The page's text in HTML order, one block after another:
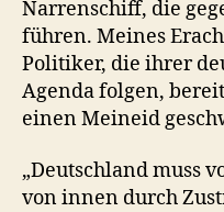
Narrenschiff, die
führen. Meines
Politiker, die ihrer
Agenda folgen,
einen Meineid
„Deutschland muss
von innen durch